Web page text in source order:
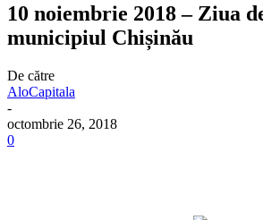
10 noiembrie 2018 – Ziua
municipiul Chișinău
De către
AloCapitala
-
octombrie 26, 2018
0